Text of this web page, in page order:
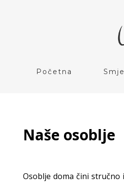
Početna
Naše osoblje
Osoblje doma čini stručno